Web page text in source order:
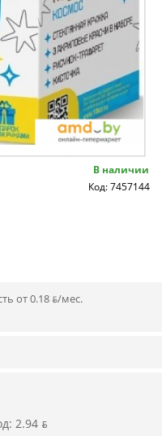
В наличии
Код: 7457144
от 0.18 ƃ/мec.
2.94 ƃ